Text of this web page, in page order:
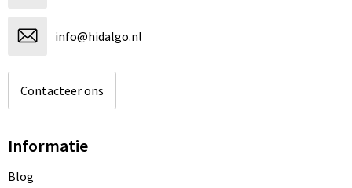
info@hidalgo.nl
Contacteer ons
Informatie
Blog